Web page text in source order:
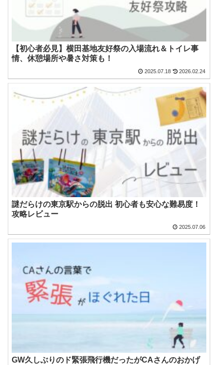
【初心者必見】横田基地友好祭の入場流れ＆トイレ事
情、休憩場所や暑さ対策も！
2025.07.18 2026.02.24
謎だらけの東京駅からの脱出 初心者も安心な難易度！
攻略レビュー
2025.07.06
GW久しぶりのド緊張飛行機だったがCAさんのおかげ